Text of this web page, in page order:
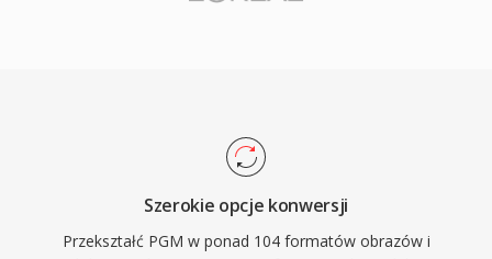
Szerokie opcje konwersji
Przekształć PGM w ponad 104 formatów obrazów i